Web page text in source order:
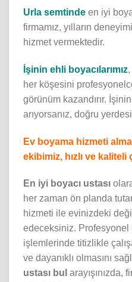
Urla semtinde en iyi
firmamız, yılların
hizmet vermektedir.
İşinin ehli boyacılarımız
her köşesini
görünüm kazandırır.
arıyorsanız, doğru
Ev boyama hizmeti
ekibimiz, hızlı ve
En iyi boyacı ustası
her zaman ön planda
hizmeti ile evinizdeki
edeceksiniz. Profesyonel
işlemlerinde titizlikle
ve dayanıklı olmasını
ustası bul arayışınızda,